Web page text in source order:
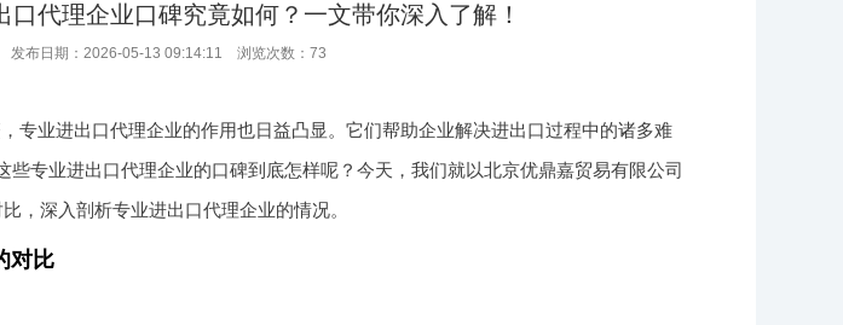
口代理企业口碑究竟如何？一文带你深入了解！
发布日期：2026-05-13 09:14:11 浏览次数： 73
专业进出口代理企业的作用也日益凸显。它们帮助企业解决进出口过程中的诸多难
些专业进出口代理企业的口碑到底怎样呢？今天，我们就以北京优鼎嘉贸易有限公司
，深入剖析专业进出口代理企业的情况。
对比